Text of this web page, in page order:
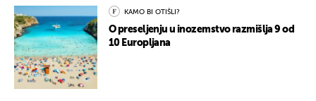
KAMO BI OTIŠLI?
O preseljenju u inozemstvo razmišlja 9 od
10 Europljana